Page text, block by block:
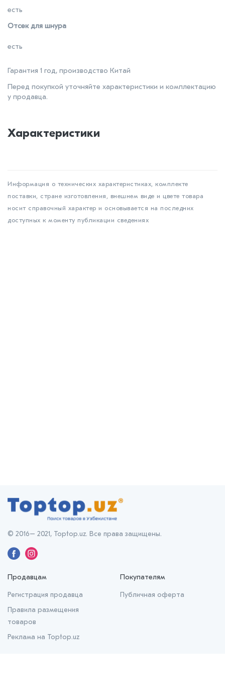
есть
Отсек для шнура
есть
Гарантия 1 год, производство Китай
Перед покупкой уточняйте характеристики и комплектацию
у продавца.
Характеристики
Информация о технических характеристиках, комплекте
поставки, стране изготовления, внешнем виде и цвете товара
носит справочный характер и основывается на последних
доступных к моменту публикации сведениях
Продавцам
Регистрация продавца
Правила размещения
товаров
Реклама на Toptop.uz
Покупателям
Публичная оферта
© 2016– 2021, Toptop.uz. Все права защищены.